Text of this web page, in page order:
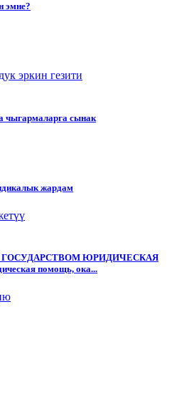
эмне?
эркин гезити
чыгармаларга сынак
жардам
ГОСУДАРСТВОМ ЮРИДИЧЕСКАЯ
помощь, ока...